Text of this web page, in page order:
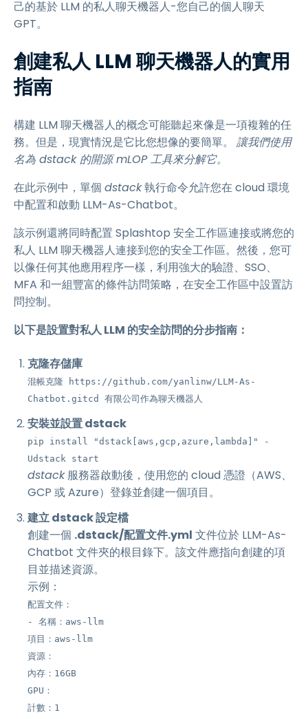
己的基於 LLM 的私人聊天機器人-您自己的個人聊天
GPT。
創建私人 LLM 聊天機器人的實用
指南
構建 LLM 聊天機器人的概念可能聽起來像是一項複雜的任
務。但是，現實情況是它比您想像的要簡單。 讓我們使用
名為 dstack 的開源 mLOP 工具來分解它。
在此示例中，單個 dstack執行命令允許您在 cloud 環境
中配置和啟動 LLM-As-Chatbot。
該示例還將同時配置 Splashtop 安全工作區連接或將您的
私人 LLM 聊天機器人連接到您的安全工作區。然後，您可
以像任何其他應用程序一樣，利用強大的驗證、SSO、
MFA 和一組豐富的條件訪問策略，在安全工作區中設置訪
問控制。
以下是設置對私人 LLM 的安全訪問的分步指南：
克隆存儲庫
混帳克隆 https://github.com/yanlinw/LLM-As-
Chatbot.gitcd 有限公司作為聊天機器人
安裝並設置 dstack
pip install "dstack[aws,gcp,azure,lambda]" -
Udstack start
dstack服務器啟動後，使用您的 cloud 憑證（AWS、
GCP 或 Azure）登錄並創建一個項目。
建立 dstack 設定檔
創建一個 .dstack/配置文件.yml 文件位於 LLM-As-
Chatbot 文件夾的根目錄下。該文件應指向創建的項
目並描述資源。
示例：
配置文件：
- 名稱：aws-llm
項目：aws-llm
資源：
內存：16GB
GPU：
計數：1